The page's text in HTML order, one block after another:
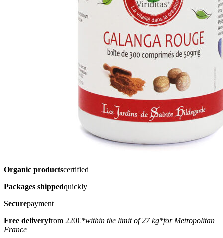
Organic productscertified
Packages shippedquickly
Securepayment
Free deliveryfrom 220€*within the limit of 27 kg*for Metropolitan
France